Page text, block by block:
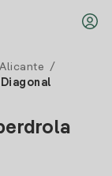
Alicante
/